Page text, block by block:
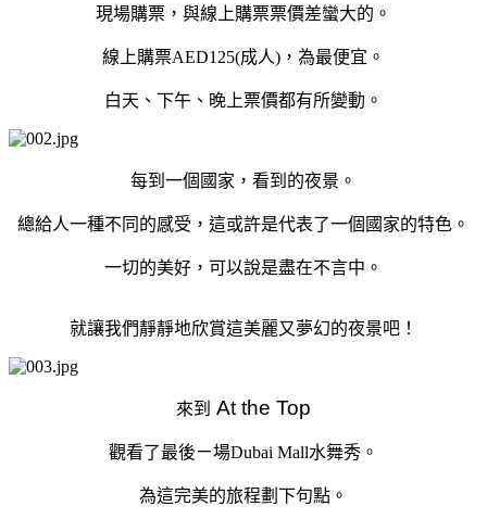
現場購票，與線上購票票價差蠻大的。
線上購票AED125(成人)，為最便宜。
白天、下午、晚上票價都有所變動。
每到一個國家，看到的夜景。
總給人一種不同的感受，這或許是代表了一個國家的特色。
一切的美好，可以說是盡在不言中。
就讓我們靜靜地欣賞這美麗又夢幻的夜景吧！
來到 At the Top
觀看了最後ㄧ場Dubai Mall水舞秀。
為這完美的旅程劃下句點。